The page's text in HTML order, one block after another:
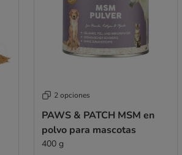
2 opciones
PAWS & PATCH MSM en
polvo para mascotas
400 g